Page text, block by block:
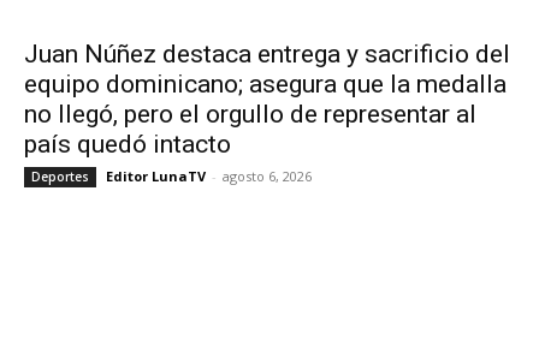
Juan Núñez destaca entrega y sacrificio del
equipo dominicano; asegura que la medalla
no llegó, pero el orgullo de representar al
país quedó intacto
Deportes Editor LunaTV - agosto 6, 2026